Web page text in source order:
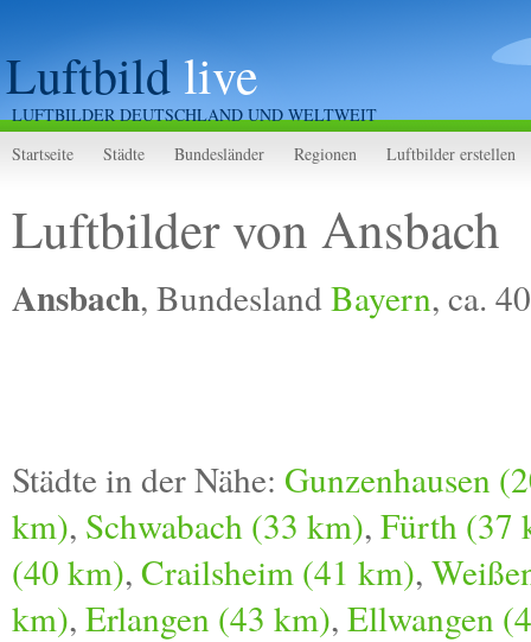
Luftbildlive
LUFTBILDER DEUTSCHLAND UND WELTWEIT
Startseite
Städte Bundesländer Regionen Luftbilder erstellen
Luftbilder von Ansbach
Ansbach, BundeslandBayern, ca.
Städte in der Nähe: Gunzenhausen
km), Schwabach (33 km), Fürth (37
(40 km), Crailsheim (41 km),
km), Erlangen (43 km), Ellwangen